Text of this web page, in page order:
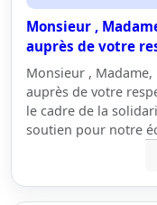
Monsieur ,
auprès de votre
Monsieur ,
auprès de votre
le cadre de la
soutien pour notre